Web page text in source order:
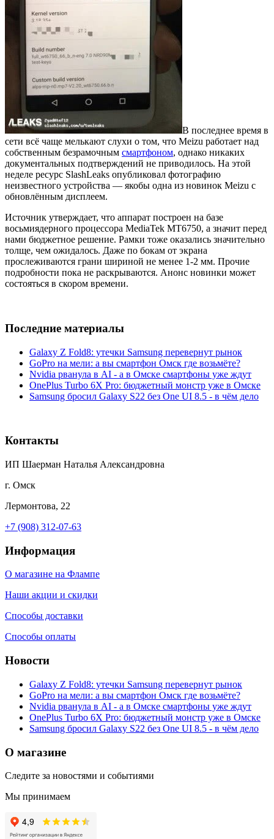
В последнее время в
сети всё чаще мелькают слухи о том, что Meizu работает над
собственным безрамочным смартфоном, однако никаких
документальных подтверждений не приводилось. На этой
неделе ресурс SlashLeaks опубликовал фотографию
неизвестного устройства — якобы одна из новинок Meizu с
обновлённым дисплеем.
Источник утверждает, что аппарат построен на базе
восьмиядерного процессора MediaTek MT6750, а значит перед
нами бюджетное решение. Рамки тоже оказались значительно
толще, чем ожидалось. Даже по бокам от экрана
прослеживаются грани шириной не менее 1-2 мм. Прочие
подробности пока не раскрываются. Анонс новинки может
состояться в скором времени.
Последние материалы
Galaxy Z Fold8: утечки Samsung перевернут рынок
GoPro на мели: а вы смартфон Омск где возьмёте?
Nvidia рванула в AI - а в Омске смартфоны уже ждут
OnePlus Turbo 6X Pro: бюджетный монстр уже в Омске
Samsung бросил Galaxy S22 без One UI 8.5 - в чём дело
Контакты
ИП Шаерман Наталья Александровна
г. Омск
Лермонтова, 22
+7 (908) 312-07-63
Информация
О магазине на Флампе
Наши акции и скидки
Способы доставки
Способы оплаты
Новости
Galaxy Z Fold8: утечки Samsung перевернут рынок
GoPro на мели: а вы смартфон Омск где возьмёте?
Nvidia рванула в AI - а в Омске смартфоны уже ждут
OnePlus Turbo 6X Pro: бюджетный монстр уже в Омске
Samsung бросил Galaxy S22 без One UI 8.5 - в чём дело
О магазине
Следите за новостями и событиями
Мы принимаем